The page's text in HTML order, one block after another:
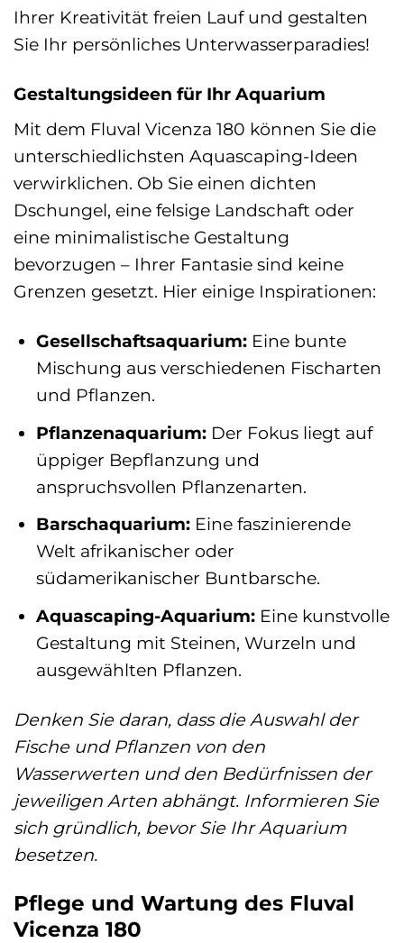
Ihrer Kreativität freien Lauf und gestalten
Sie Ihr persönliches Unterwasserparadies!
Gestaltungsideen für Ihr Aquarium
Mit dem Fluval Vicenza 180 können Sie die
unterschiedlichsten Aquascaping-Ideen
verwirklichen. Ob Sie einen dichten
Dschungel, eine felsige Landschaft oder
eine minimalistische Gestaltung
bevorzugen – Ihrer Fantasie sind keine
Grenzen gesetzt. Hier einige Inspirationen:
Gesellschaftsaquarium:Eine bunte
Mischung aus verschiedenen Fischarten
und Pflanzen.
Pflanzenaquarium:Der Fokus liegt auf
üppiger Bepflanzung und
anspruchsvollen Pflanzenarten.
Barschaquarium:Eine faszinierende
Welt afrikanischer oder
südamerikanischer Buntbarsche.
Aquascaping-Aquarium:Eine kunstvolle
Gestaltung mit Steinen, Wurzeln und
ausgewählten Pflanzen.
Denken Sie daran, dass die Auswahl der
Fische und Pflanzen von den
Wasserwerten und den Bedürfnissen der
jeweiligen Arten abhängt. Informieren Sie
sich gründlich, bevor Sie Ihr Aquarium
besetzen.
Pflege und Wartung des Fluval
Vicenza 180